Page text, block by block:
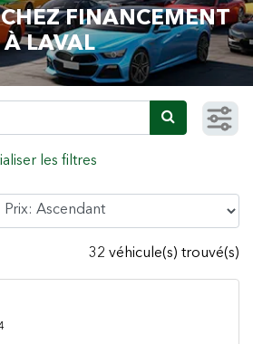
FINANCEMENT
LAVAL
32 véhicule(s) trouvé(s)